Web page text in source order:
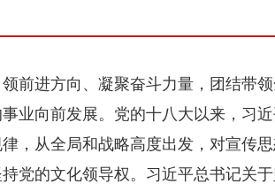
前进方向、凝聚奋斗力量，团结带
业向前发展。党的十八大以来，习
，从全局和战略高度出发，对宣传
党的文化领导权。习近平总书记关